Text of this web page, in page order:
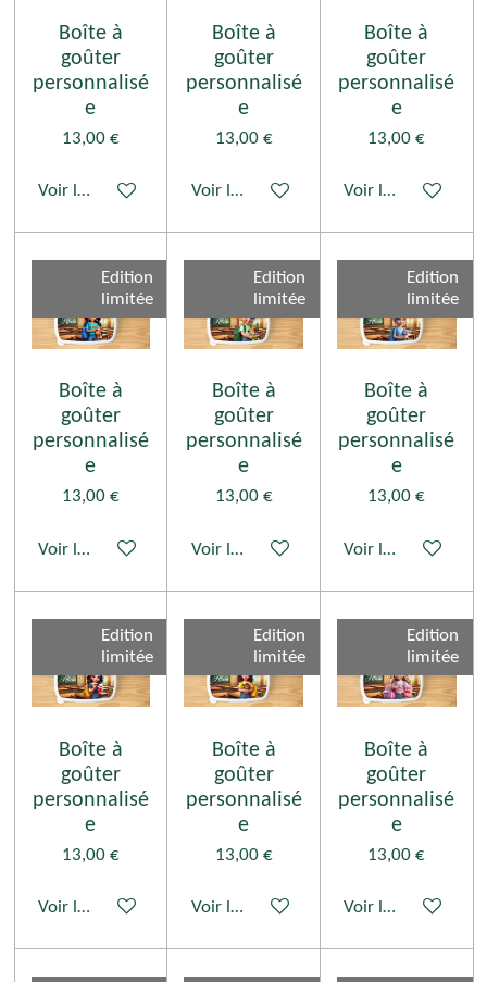
Boîte à
goûter
personnalisé
e
13,00 €
Voir les détails
Boîte à
goûter
personnalisé
e
13,00 €
Voir les détails
Boîte à
goûter
personnalisé
e
13,00 €
Voir les détails
Edition
limitée
Boîte à
goûter
personnalisé
e
13,00 €
Voir les détails
Edition
limitée
Boîte à
goûter
personnalisé
e
13,00 €
Voir les détails
Edition
limitée
Boîte à
goûter
personnalisé
e
13,00 €
Voir les détails
Edition
limitée
Boîte à
goûter
personnalisé
e
13,00 €
Voir les détails
Edition
limitée
Boîte à
goûter
personnalisé
e
13,00 €
Voir les détails
Edition
limitée
Boîte à
goûter
personnalisé
e
13,00 €
Voir les détails